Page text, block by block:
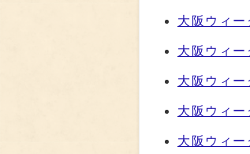
大阪ウィ
大阪ウィ
大阪ウィ
大阪ウィ
大阪ウィ